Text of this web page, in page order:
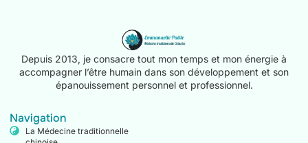
Depuis 2013, je consacre tout mon temps et mon énergie à
accompagner l’être humain dans son développement et son
épanouissement personnel et professionnel.
Navigation
La Médecine traditionnelle